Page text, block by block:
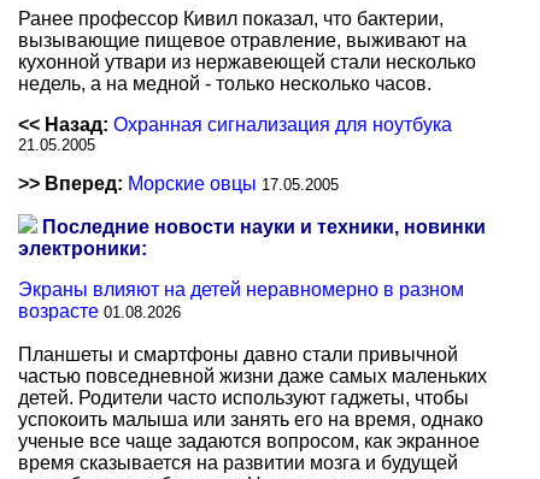
Ранее профессор Кивил показал, что бактерии,
вызывающие пищевое отравление, выживают на
кухонной утвари из нержавеющей стали несколько
недель, а на медной - только несколько часов.
<< Назад: Охранная сигнализация для ноутбука
21.05.2005
>> Вперед: Морские овцы 17.05.2005
Последние новости науки и техники, новинки
электроники:
Экраны влияют на детей неравномерно в разном
возрасте 01.08.2026
Планшеты и смартфоны давно стали привычной
частью повседневной жизни даже самых маленьких
детей. Родители часто используют гаджеты, чтобы
успокоить малыша или занять его на время, однако
ученые все чаще задаются вопросом, как экранное
время сказывается на развитии мозга и будущей